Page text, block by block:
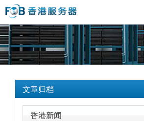
文章归档
香港新闻